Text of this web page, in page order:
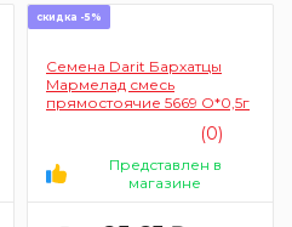
скидка -5%
Семена Darit Бархатцы
Мармелад смесь
прямостоячие 5669 О*0,5г
(0)
Представлен в
магазине